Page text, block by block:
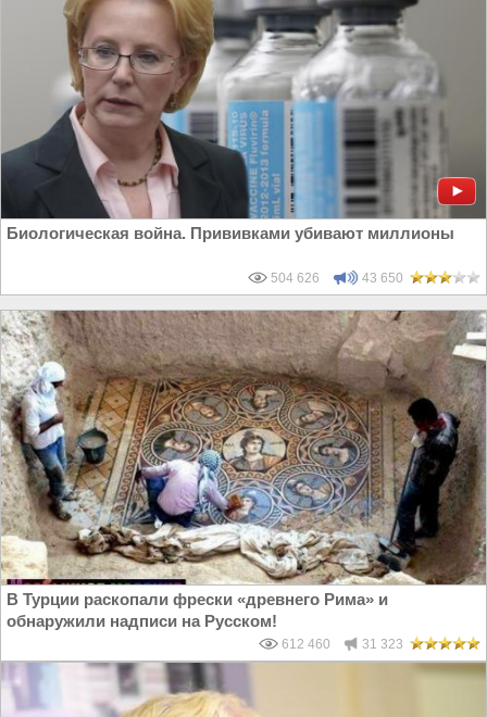
Биологическая война. Прививками убивают миллионы
504 626 43 650
В Турции раскопали фрески «древнего Рима» и
обнаружили надписи на Русском!
612 460 31 323